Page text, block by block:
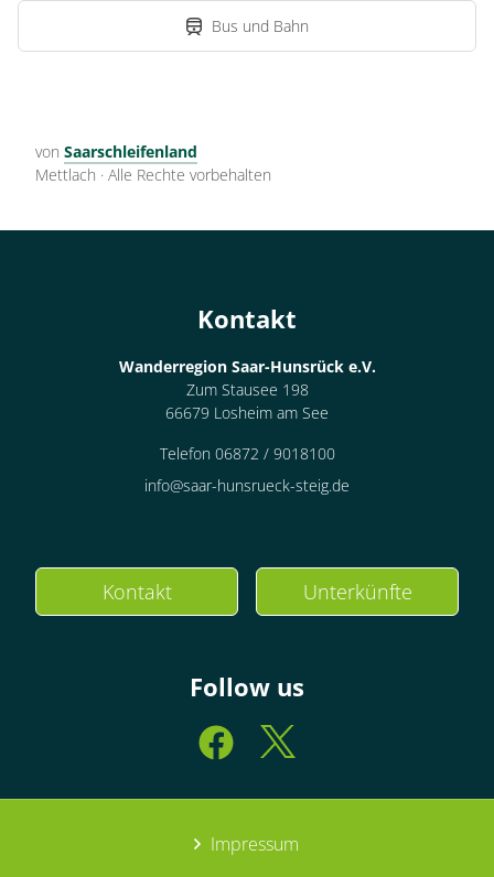
Bus und Bahn
von Saarschleifenland
Mettlach · Alle Rechte vorbehalten
Kontakt
Wanderregion Saar-Hunsrück e.V.
Zum Stausee 198
66679 Losheim am See
Telefon 06872 / 9018100
info@saar-hunsrueck-steig.de
Kontakt Unterkünfte
Follow us
Impressum